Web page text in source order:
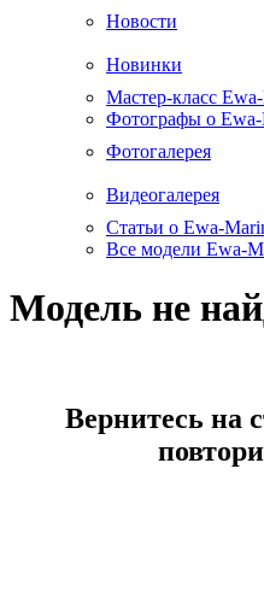
Новости
Новинки
Мастер-класс
Фотографы о
Фотогалерея
Видеогалерея
Статьи о Ewa-
Все модели Ewa-
Модель не
Вернитесь на